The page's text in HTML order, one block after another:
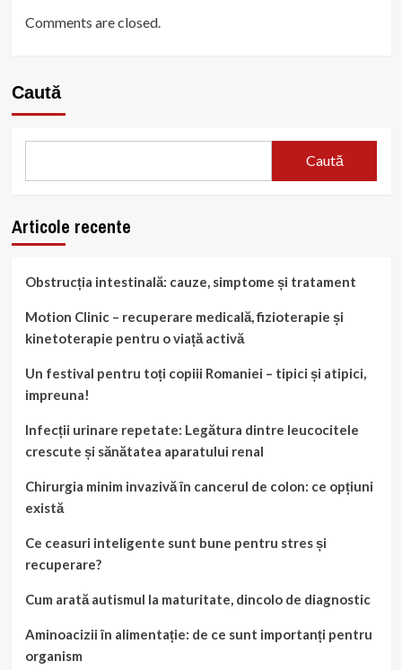
Comments are closed.
Caută
Caută
Articole recente
Obstrucția intestinală: cauze, simptome și tratament
Motion Clinic – recuperare medicală, fizioterapie și
kinetoterapie pentru o viață activă
Un festival pentru toți copiii Romaniei – tipici și atipici,
impreuna!
Infecții urinare repetate: Legătura dintre leucocitele
crescute și sănătatea aparatului renal
Chirurgia minim invazivă în cancerul de colon: ce opțiuni
există
Ce ceasuri inteligente sunt bune pentru stres și
recuperare?
Cum arată autismul la maturitate, dincolo de diagnostic
Aminoacizii în alimentație: de ce sunt importanți pentru
organism